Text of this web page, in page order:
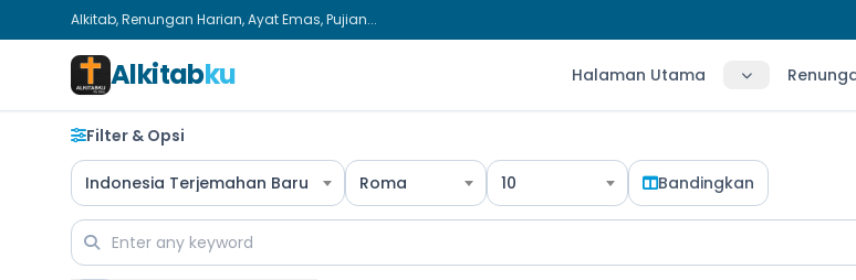
Alkitab, Renungan Harian, Ayat Emas, Pujian...
Alkitabku Halaman Utama
Filter & Opsi
Indonesia Terjemahan Baru Roma 10 Bandingkan